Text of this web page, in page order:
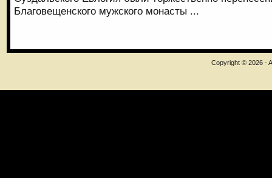
Благовещенского мужского монасты ...
Copyright © 2026 -